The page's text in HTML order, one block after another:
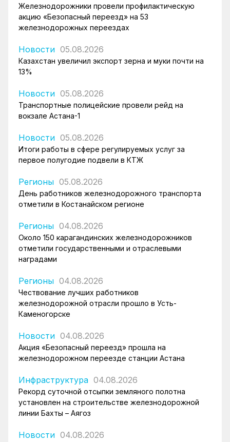
Железнодорожники провели профилактическую
акцию «Безопасный переезд» на 53
железнодорожных переездах
Новости 05.08.2026
Казахстан увеличил экспорт зерна и муки почти на
13%
Новости 05.08.2026
Транспортные полицейские провели рейд на
вокзале Астана-1
Новости 05.08.2026
Итоги работы в сфере регулируемых услуг за
первое полугодие подвели в КТЖ
Регионы 05.08.2026
День работников железнодорожного транспорта
отметили в Костанайском регионе
Регионы 04.08.2026
Около 150 карагандинских железнодорожников
отметили государственными и отраслевыми
наградами
Регионы 04.08.2026
Чествование лучших работников
железнодорожной отрасли прошло в Усть-
Каменогорске
Новости 04.08.2026
Акция «Безопасный переезд» прошла на
железнодорожном переезде станции Астана
Инфраструктура 04.08.2026
Рекорд суточной отсыпки земляного полотна
установлен на строительстве железнодорожной
линии Бахты – Аягоз
Новости 04.08.2026